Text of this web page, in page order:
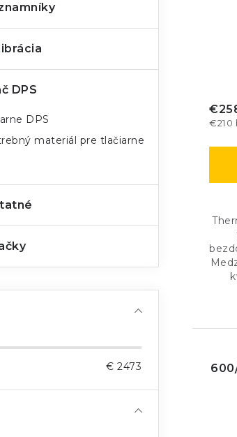
DPS
DPS
materiál pre tlačiarne
€ 2473
€210